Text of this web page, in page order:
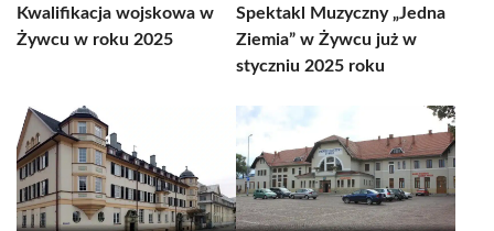
Kwalifikacja wojskowa w
Żywcu w roku 2025
Spektakl Muzyczny „Jedna
Ziemia” w Żywcu już w
styczniu 2025 roku